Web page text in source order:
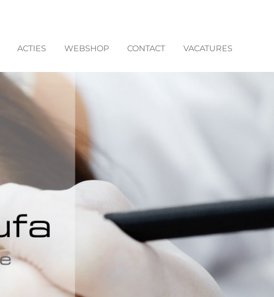
ACTIES WEBSHOP CONTACT VACATURES